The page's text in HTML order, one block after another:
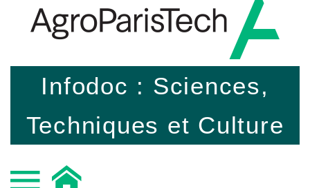
Infodoc : Sciences,
Techniques et Culture